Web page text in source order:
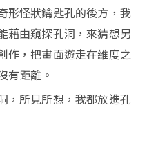
形怪狀鑰匙孔的後方，我
藉由窺探孔洞，來猜想另
作，把畫面遊走在維度之
有距離。
，所見所想，我都放進孔